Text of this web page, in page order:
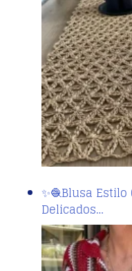
✨🧶Blusa
Delicados…